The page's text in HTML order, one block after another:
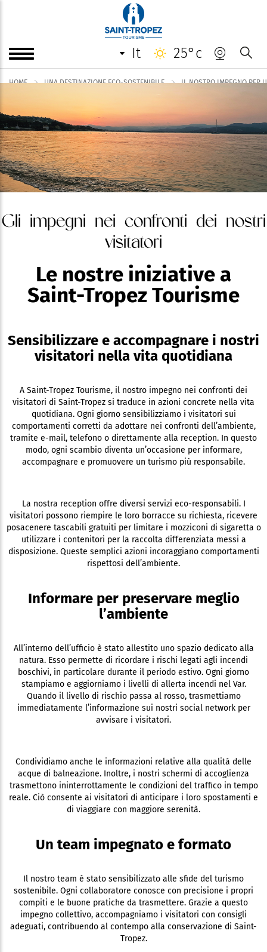
it 25°c
HOME UNA DESTINAZIONE ECO-SOSTENIBILE IL NOSTRO IMPEGNO PER
Gli impegni nei confronti dei nostri
visitatori
Le nostre iniziative a
Saint-Tropez Tourisme
Sensibilizzare e accompagnare i nostri
visitatori nella vita quotidiana
A Saint-Tropez Tourisme, il nostro impegno nei confronti dei
visitatori di Saint-Tropez si traduce in azioni concrete nella vita
quotidiana. Ogni giorno sensibilizziamo i visitatori sui
comportamenti corretti da adottare nei confronti dell’ambiente,
tramite e-mail, telefono o direttamente alla reception. In questo
modo, ogni scambio diventa un’occasione per informare,
accompagnare e promuovere un turismo più responsabile.
La nostra reception offre diversi servizi eco-responsabili. I
visitatori possono riempire le loro borracce su richiesta, ricevere
posacenere tascabili gratuiti per limitare i mozziconi di sigaretta o
utilizzare i contenitori per la raccolta differenziata messi a
disposizione. Queste semplici azioni incoraggiano comportamenti
rispettosi dell’ambiente.
Informare per preservare meglio
l’ambiente
All’interno dell’ufficio è stato allestito uno spazio dedicato alla
natura. Esso permette di ricordare i rischi legati agli incendi
boschivi, in particolare durante il periodo estivo. Ogni giorno
stampiamo e aggiorniamo i livelli di allerta incendi nel Var.
Quando il livello di rischio passa al rosso, trasmettiamo
immediatamente l’informazione sui nostri social network per
avvisare i visitatori.
Condividiamo anche le informazioni relative alla qualità delle
acque di balneazione. Inoltre, i nostri schermi di accoglienza
trasmettono ininterrottamente le condizioni del traffico in tempo
reale. Ciò consente ai visitatori di anticipare i loro spostamenti e
di viaggiare con maggiore serenità.
Un team impegnato e formato
Il nostro team è stato sensibilizzato alle sfide del turismo
sostenibile. Ogni collaboratore conosce con precisione i propri
compiti e le buone pratiche da trasmettere. Grazie a questo
impegno collettivo, accompagniamo i visitatori con consigli
adeguati, contribuendo al contempo alla conservazione di Saint-
Tropez.